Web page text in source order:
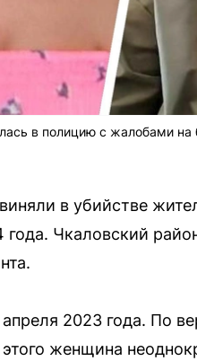
в полицию с жалобами на
в убийстве
Чкаловский
2023 года. По
женщина